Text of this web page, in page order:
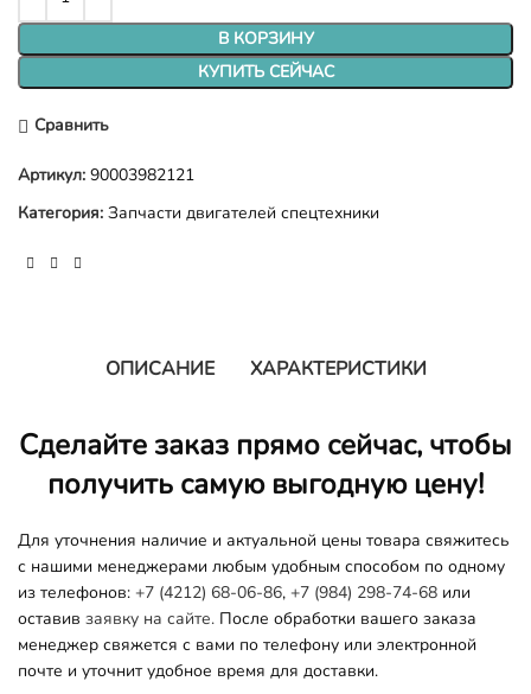
В КОРЗИНУ
КУПИТЬ СЕЙЧАС
Сравнить
Артикул: 90003982121
Категория: Запчасти двигателей спецтехники
ОПИСАНИЕ ХАРАКТЕРИСТИКИ
Сделайте заказ прямо сейчас, чтобы
получить самую выгодную цену!
Для уточнения наличие и актуальной цены товара свяжитесь
с нашими менеджерами любым удобным способом по одному
из телефонов: +7 (4212) 68-06-86, +7 (984) 298-74-68 или
оставив заявку на сайте. После обработки вашего заказа
менеджер свяжется с вами по телефону или электронной
почте и уточнит удобное время для доставки.